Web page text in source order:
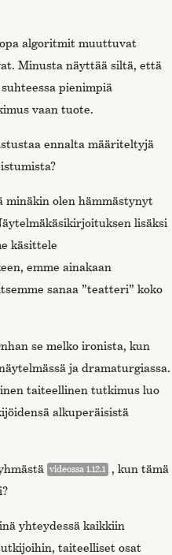
algoritmit muuttuvat
Minusta näyttää siltä, ​​että
pienimpiä
vaan tuote.
ennalta määriteltyjä
minäkin olen hämmästynyt
lisäksi
käsittele
emme ainakaan
sanaa ”teatteri” koko
se melko ironista, kun
ja dramaturgiassa.
taiteellinen tutkimus luo
alkuperäisistä
videossa 1.12.1
, kun tämä
yhteydessä kaikkiin
taiteelliset osat